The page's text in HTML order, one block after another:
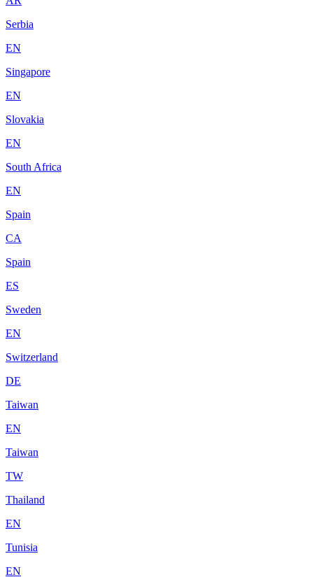
Serbia
EN
Singapore
EN
Slovakia
EN
South Africa
EN
Spain
CA
Spain
ES
Sweden
EN
Switzerland
DE
Taiwan
EN
Taiwan
TW
Thailand
EN
Tunisia
EN